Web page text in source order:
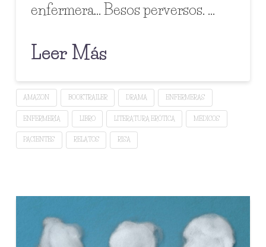
enfermera… Besos perversos. …
Leer Más
AMAZON BOOKTRAILER DRAMA ENFERMERAS
ENFERMERÍA LIBRO LITERATURA ERÓTICA MÉDICOS
PACIENTES RELATOS RISA